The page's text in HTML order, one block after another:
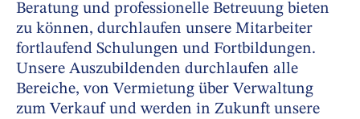
Beratung und professionelle Betreuung bieten
zu können, durchlaufen unsere Mitarbeiter
fortlaufend Schulungen und Fortbildungen.
Unsere Auszubildenden durchlaufen alle
Bereiche, von Vermietung über Verwaltung
zum Verkauf und werden in Zukunft unsere